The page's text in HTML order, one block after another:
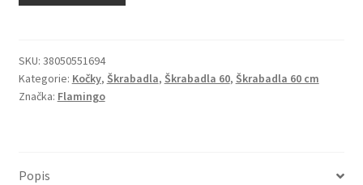
Odpočívadla pro kočky
Pamlsky pro kočky
SKU: 38050551694
Kategorie: Kočky, Škrabadla, Škrabadla 60, Škrabadla 60 cm
Značka: Flamingo
Popis